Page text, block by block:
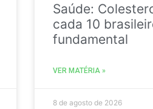
Saúde:
cada 10
fundamental
VER MATÉRIA »
8 de agosto de 2026